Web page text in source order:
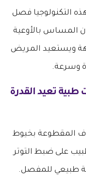
التكنولوجيا فصل
المساس بالأوعية
ويستعيد المريض
وسرعة.
طبية تعيد القدرة
المقطوعة بخيوط
على ضبط التوتر
طبيعي للمفصل.